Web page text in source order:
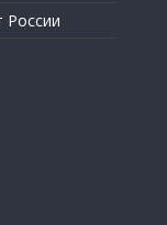
России